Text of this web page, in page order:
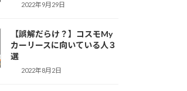
2022年9月29日
【誤解だらけ？】コスモMy
カーリースに向いている人３
選
2022年8月2日